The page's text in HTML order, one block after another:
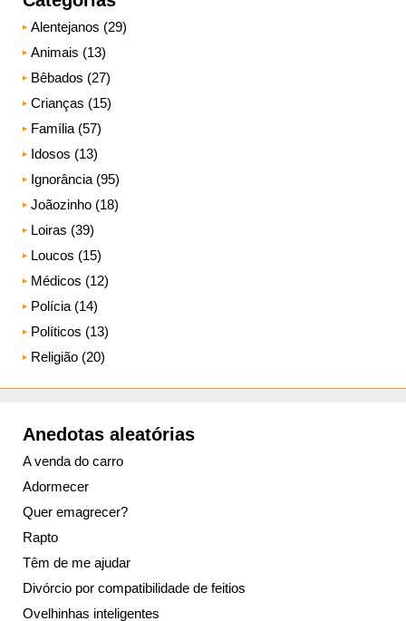
Alentejanos (29)
Animais (13)
Bêbados (27)
Crianças (15)
Família (57)
Idosos (13)
Ignorância (95)
Joãozinho (18)
Loiras (39)
Loucos (15)
Médicos (12)
Polícia (14)
Políticos (13)
Religião (20)
Anedotas aleatórias
A venda do carro
Adormecer
Quer emagrecer?
Rapto
Têm de me ajudar
Divórcio por compatibilidade de feitios
Ovelhinhas inteligentes